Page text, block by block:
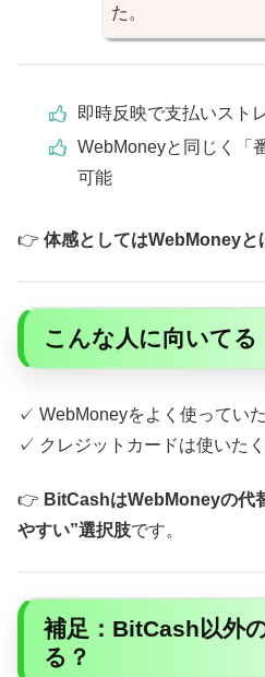
た。
即時反映で支払いスト
WebMoneyと同じく「
可能
👉 体感としてはWebMoneyと
こんな人に向いてる
✓ WebMoneyをよく使っていた
✓ クレジットカードは使いた
👉 BitCashはWebMoneyの代
やすい”選択肢です。
補足：BitCash以外
る？